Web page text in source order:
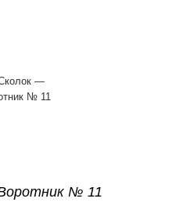
№ 11